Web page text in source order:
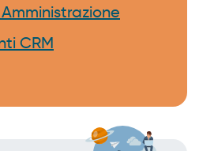
CRM